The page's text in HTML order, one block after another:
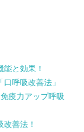
と効果！
呼吸改善法」
疫力アップ呼吸
善法！